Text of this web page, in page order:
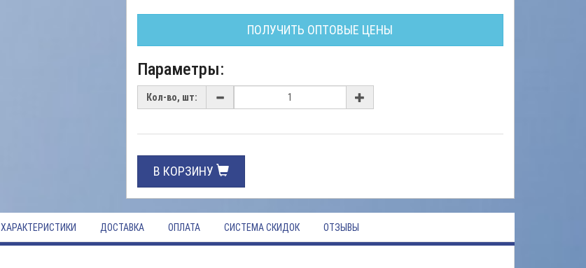
ПОЛУЧИТЬ ОПТОВЫЕ ЦЕНЫ
Параметры:
Кол-во, шт:
В КОРЗИНУ
ХАРАКТЕРИСТИКИ ДОСТАВКА ОПЛАТА СИСТЕМА СКИДОК ОТЗЫВЫ